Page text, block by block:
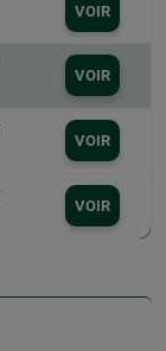
VOIR
VOIR
VOIR
VOIR